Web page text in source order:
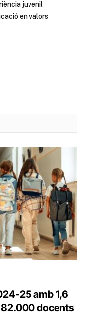
juvenil
en valors
25 amb 1,6
82.000 docents